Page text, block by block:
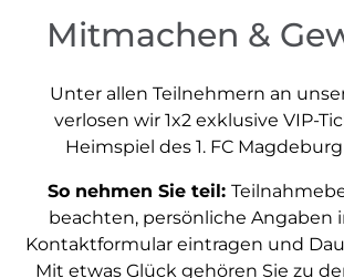
Mitmachen &
Unter allen Teilnehmern an
verlosen wir 1x2 exklusive VIP-
Heimspiel des 1. FC
So nehmen Sie teil:
beachten, persönliche Angaben
Kontaktformular eintragen und
Mit etwas Glück gehören Sie zu